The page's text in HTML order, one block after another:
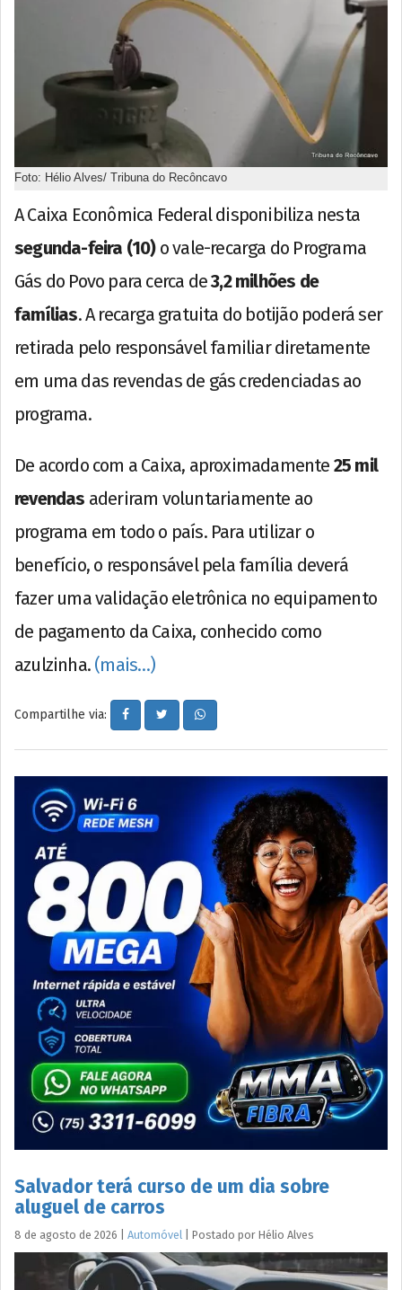
Foto: Hélio Alves/ Tribuna do Recôncavo
A Caixa Econômica Federal disponibiliza nesta
segunda-feira (10)o vale-recarga do Programa
Gás do Povo para cerca de3,2 milhões de
famílias. A recarga gratuita do botijão poderá ser
retirada pelo responsável familiar diretamente
em uma das revendas de gás credenciadas ao
programa.
De acordo com a Caixa, aproximadamente 25 mil
revendas aderiram voluntariamente ao
programa em todo o país. Para utilizar o
benefício, o responsável pela família deverá
fazer uma validação eletrônica no equipamento
de pagamento da Caixa, conhecido como
azulzinha. (mais…)
Compartilhe via:
Salvador terá curso de um dia sobre
aluguel de carros
8 de agosto de 2026 Automóvel Postado por Hélio Alves